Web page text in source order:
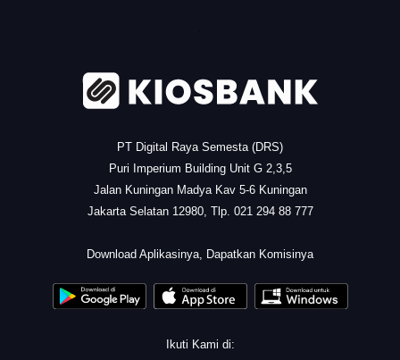
PT Digital Raya Semesta (DRS)
Puri Imperium Building Unit G 2,3,5
Jalan Kuningan Madya Kav 5-6 Kuningan
Jakarta Selatan 12980, Tlp. 021 294 88 777
Download Aplikasinya, Dapatkan Komisinya
Ikuti Kami di: